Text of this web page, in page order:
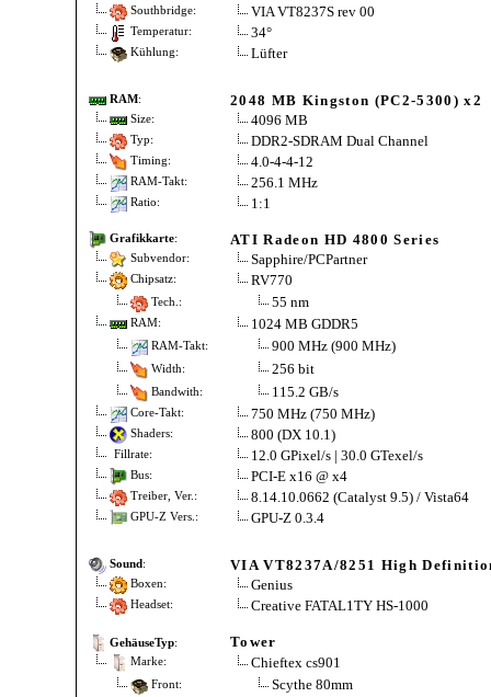
Southbridge: VIA VT8237S rev 00
Temperatur: 34°
Kühlung: Lüfter
RAM: 2048 MB Kingston (PC2-5300) x2
Size: 4096 MB
Typ: DDR2-SDRAM Dual Channel
Timing: 4.0-4-4-12
RAM-Takt: 256.1 MHz
Ratio: 1:1
Grafikkarte: ATI Radeon HD 4800 Series
Subvendor: Sapphire/PCPartner
Chipsatz: RV770
Tech.: 55 nm
RAM: 1024 MB GDDR5
RAM-Takt: 900 MHz (900 MHz)
Width: 256 bit
Bandwith: 115.2 GB/s
Core-Takt: 750 MHz (750 MHz)
Shaders: 800 (DX 10.1)
Fillrate: 12.0 GPixel/s | 30.0 GTexel/s
Bus: PCI-E x16 @ x4
Treiber, Ver.: 8.14.10.0662 (Catalyst 9.5) / Vista64
GPU-Z Vers.: GPU-Z 0.3.4
Sound: VIA VT8237A/8251 High
Boxen: Genius
Headset: Creative FATAL1TY HS-1000
GehäuseTyp: Tower
Marke: Chieftex cs901
Front: Scythe 80mm